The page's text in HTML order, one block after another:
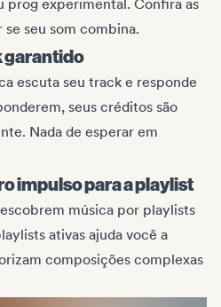
prog experimental. Confira as
seu som combina.
garantido
escuta seu track e responde
seus créditos são
Nada de esperar em
impulso para a playlist
música por playlists
ativas ajuda você a
composições complexas